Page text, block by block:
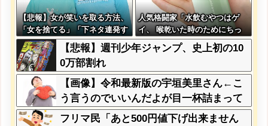
【悲報】女が笑いを取る方法、
「女を捨てる」「下ネタ連発す
る」「体を張る」しかないｗｗ
ｗｗｗ
人気格闘家「水飲むやつはゲ
イ、 喉乾いた時のためにちっ
ちゃいゲイ水筒持ち歩くと
か。」
【悲報】週刊少年ジャンプ、史上初の10
0万部割れ
【画像】令和最新版の宇垣美里さん←こ
う言うのでいいんだよが目一杯詰まって
ると話題にw w w w w w w w w
フリマ民「あと500円値下げ出来ません